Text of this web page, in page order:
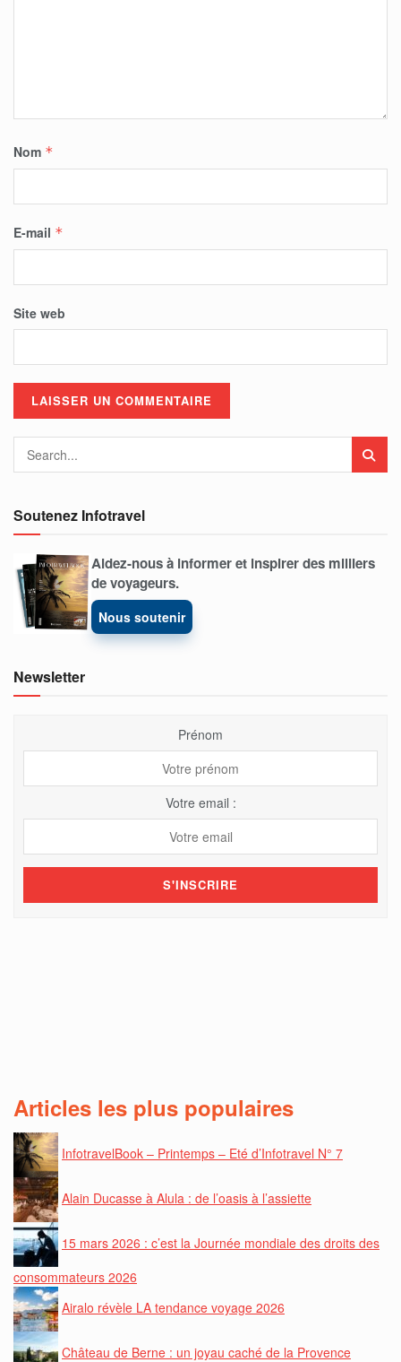
Nom *
E-mail *
Site web
Soutenez Infotravel
Aidez-nous à informer et inspirer des milliers
de voyageurs.
Nous soutenir
Newsletter
Prénom
Votre email :
Articles les plus populaires
InfotravelBook – Printemps – Eté d’Infotravel N° 7
Alain Ducasse à Alula : de l’oasis à l’assiette
15 mars 2026 : c’est la Journée mondiale des droits des
consommateurs 2026
Airalo révèle LA tendance voyage 2026
Château de Berne : un joyau caché de la Provence